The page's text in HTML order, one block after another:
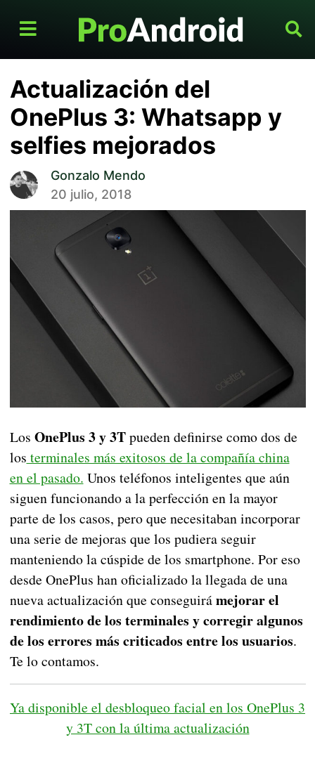
Actualización del
OnePlus 3: Whatsapp y
selfies mejorados
Gonzalo Mendo
20 julio, 2018
Los OnePlus 3 y 3Tpueden definirse como dos de
los terminales más exitosos de la compañía china
en el pasado. Unos teléfonos inteligentes que aún
siguen funcionando a la perfección en la mayor
parte de los casos, pero que necesitaban incorporar
una serie de mejoras que los pudiera seguir
manteniendo la cúspide de los smartphone. Por eso
desde OnePlus han oficializado la llegada de una
nueva actualización que conseguirámejorar el
rendimiento de los terminales y corregir algunos
de los errores más criticados entre los usuarios.
Te lo contamos.
Ya disponible el desbloqueo facial en los OnePlus 3
y 3T con la última actualización